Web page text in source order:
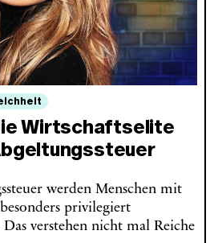
Wirtschaftselite
werden Menschen mit
privilegiert
verstehen nicht mal Reiche